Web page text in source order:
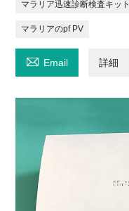
マラリア迅速診断検査キット
マラリアのpf PV
 Email 詳細